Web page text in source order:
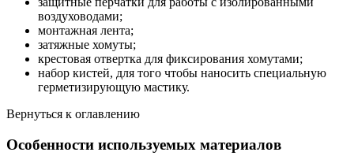
воздуховодами;
монтажная лента;
затяжные хомуты;
крестовая отвертка для фиксирования хомутами;
набор кистей, для того чтобы наносить специальную
герметизирующую мастику.
Вернуться к оглавлению
Особенности используемых материалов